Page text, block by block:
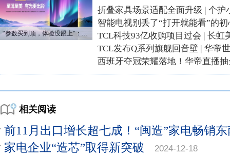
“参数买到顶，体验没跟上“：长虹追光Q70S给高端电视打了个样
折叠家具场景适配全面升级 | 个护
智能电视别丢了“打开就能看”的初
TCL科技93亿收购项目过会 | 长虹
TCL发布Q系列旗舰回音壁 | 华帝
西班牙夺冠荣耀落地！华帝直播
相关阅读
前11月出口增长超七成！“闽造”家电畅销
家电企业“造芯”取得新突破
2024-12-18